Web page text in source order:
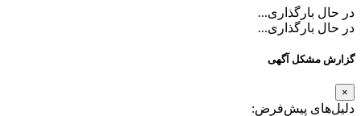
در حال بارگذاری...
در حال بارگذاری...
گزارش مشکل آگهی
×
دلیل‌های پیش‌فرض: